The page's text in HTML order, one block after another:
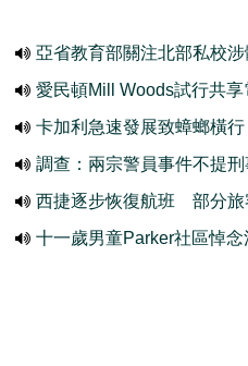
亞省教育部關注北部私校
愛民頓Mill Woods試行共
卡加利急速發展致蟑螂橫行
調查：兩宗警員事件不提
西捷逐步恢復航班 部分旅
十一歲男童Parker社區悼